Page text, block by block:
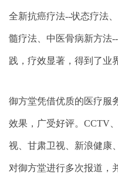
全新抗癌疗法--状态疗法
髓疗法、中医骨病新方法
践，疗效显著，得到了业
御方堂凭借优质的医疗服
效果，广受好评。CCTV
视、甘肃卫视、新浪健康
对御方堂进行多次报道，